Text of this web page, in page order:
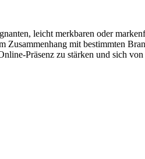
leicht merkbaren oder
mit bestimmten
Präsenz zu stärken und sich